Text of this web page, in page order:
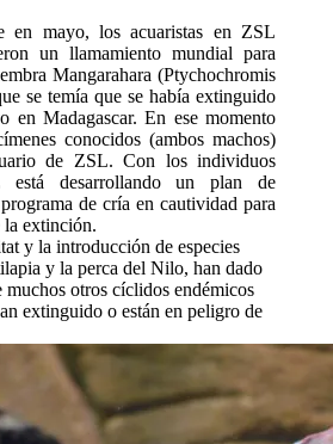
en mayo, los acuaristas en ZSL
un llamamiento mundial para
Mangarahara (Ptychochromis
se temía que se había extinguido
en Madagascar. En ese momento
conocidos (ambos machos)
de ZSL. Con los individuos
está desarrollando un plan de
de cría en cautividad para
la extinción.
y la introducción de especies
y la perca del Nilo, han dado
muchos otros cíclidos endémicos
extinguido o están en peligro de